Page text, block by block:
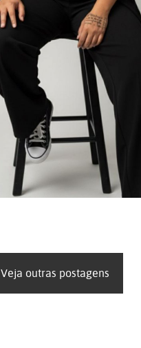
Veja outras postagens